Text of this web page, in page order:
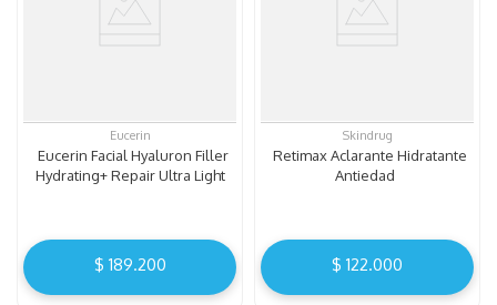
Eucerin
Eucerin Facial Hyaluron Filler
Hydrating+ Repair Ultra Light
$ 189.200
Skindrug
Retimax Aclarante Hidratante
Antiedad
$ 122.000